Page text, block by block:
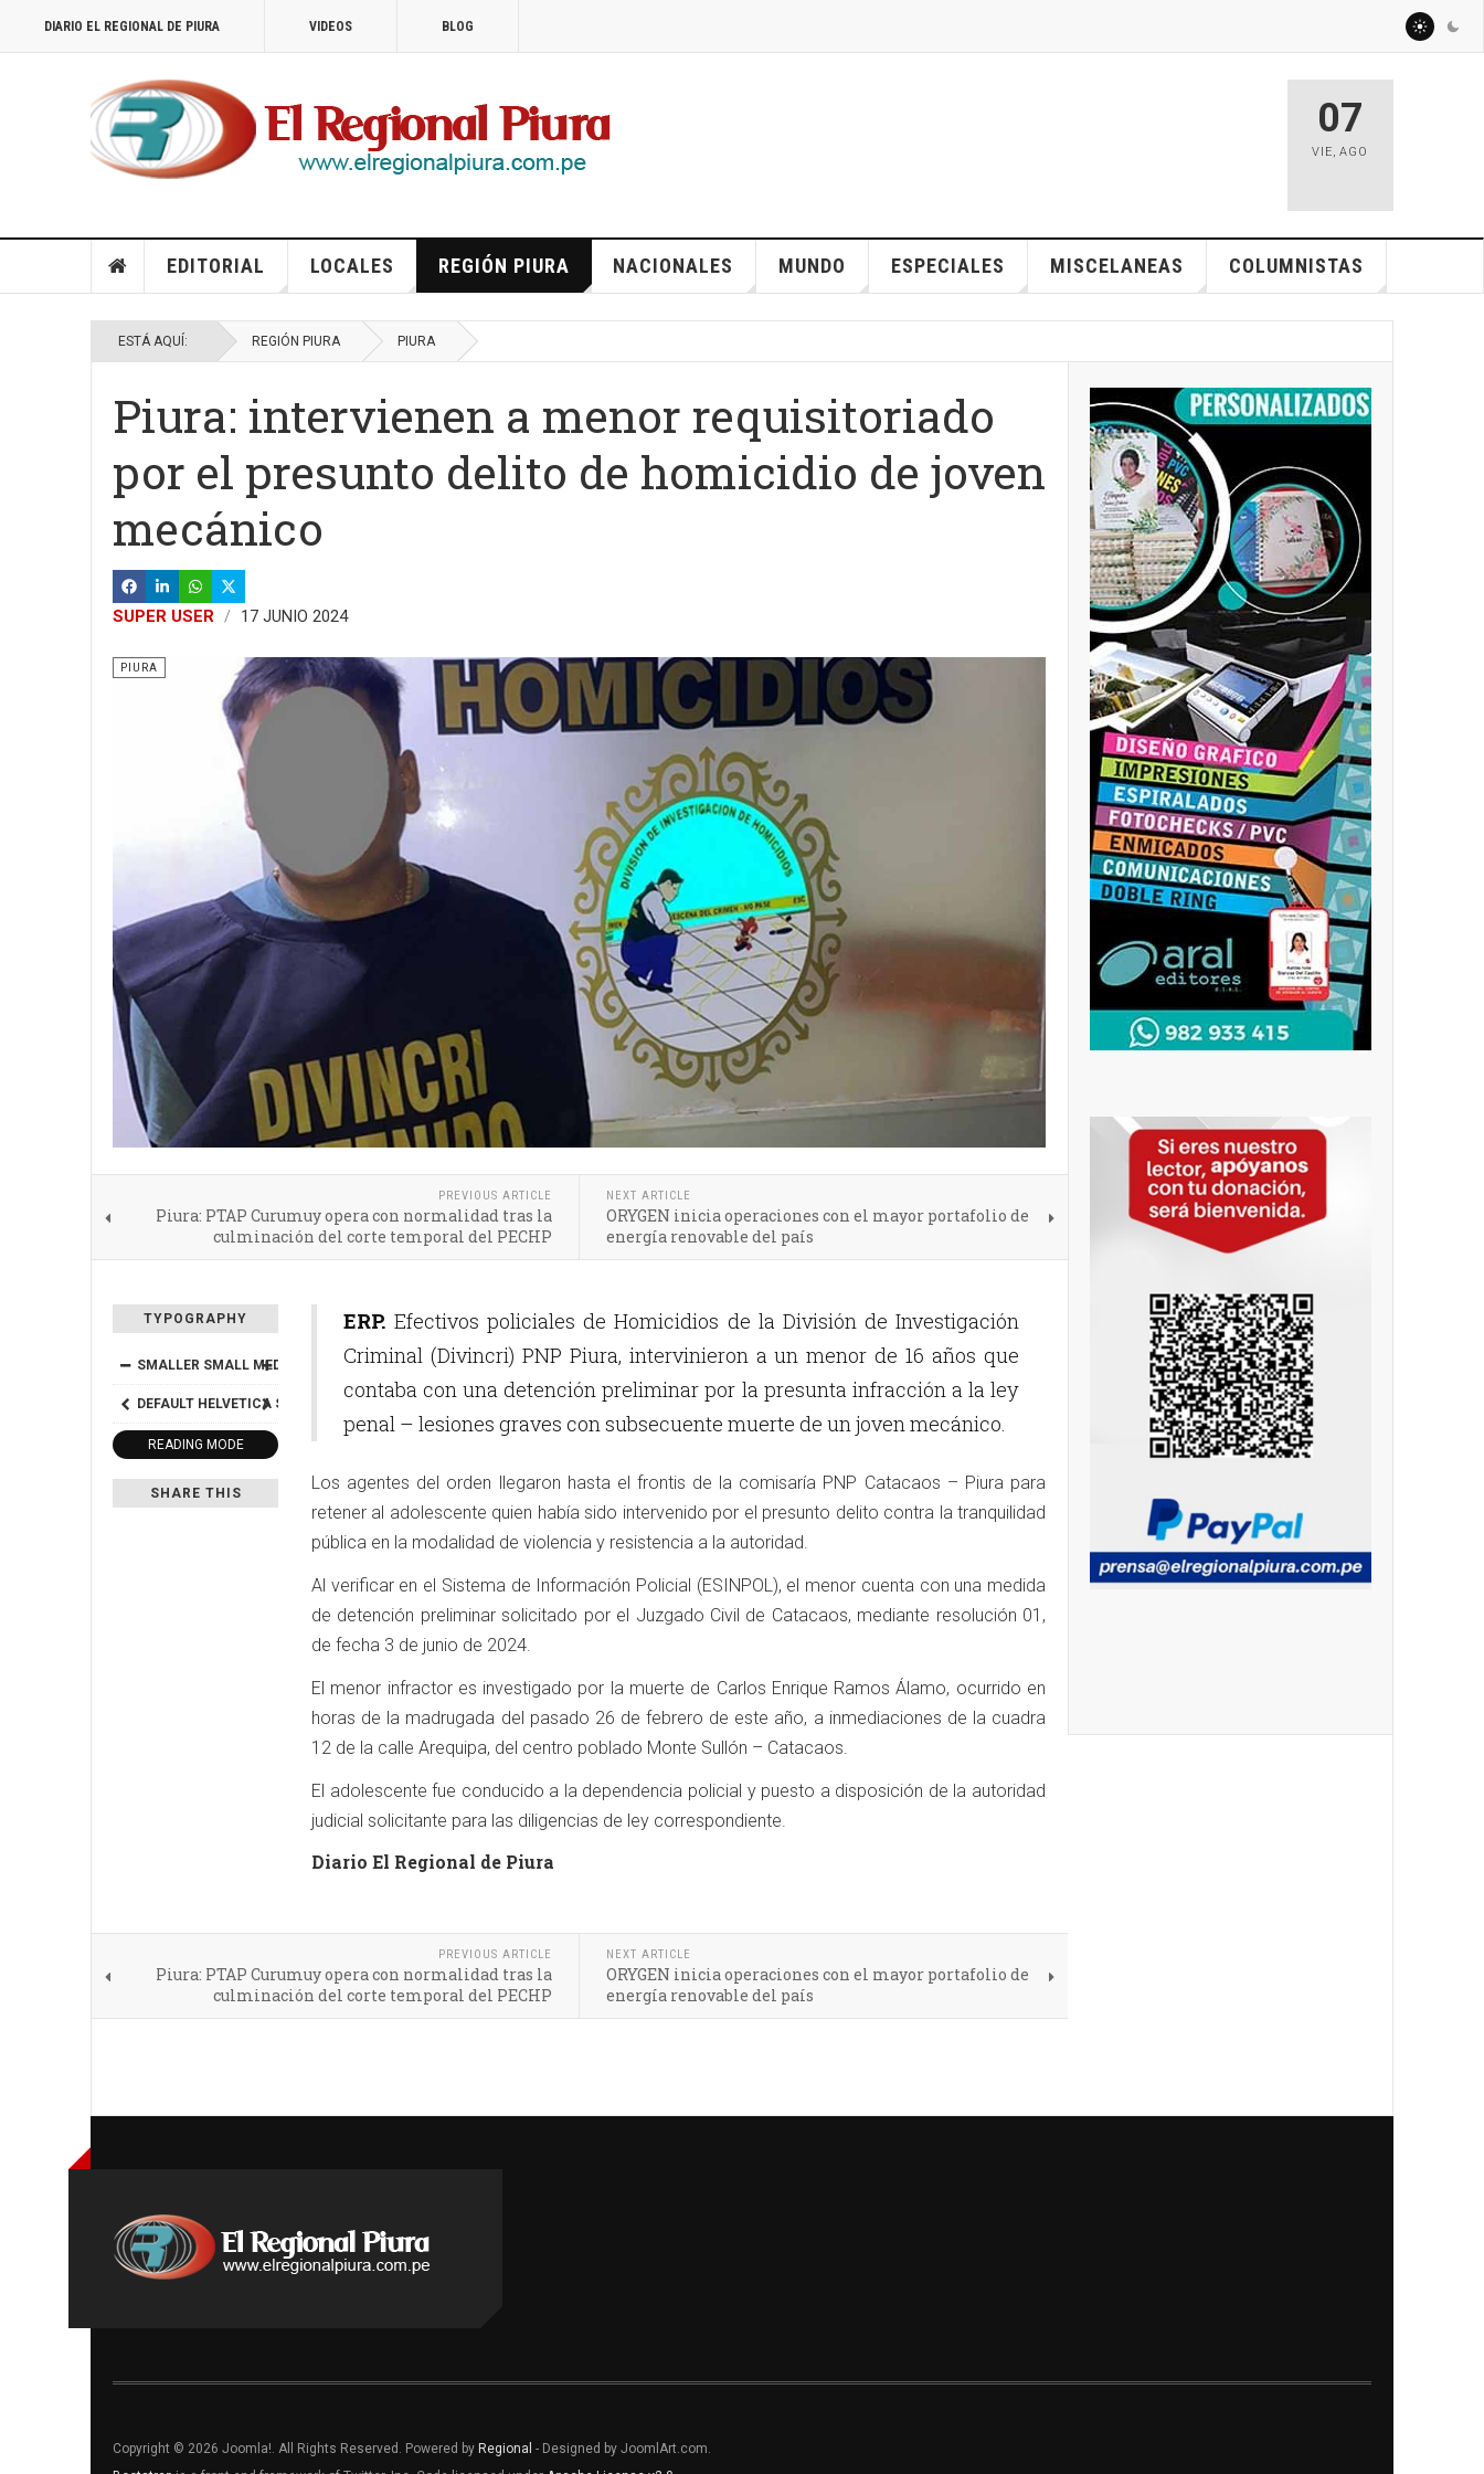
DIARIO EL REGIONAL DE PIURA VIDEOS BLOG
07
VIE,AGO
EDITORIAL LOCALES REGIÓN PIURA NACIONALES MUNDO ESPECIALES MISCELANEAS COLUMNISTAS
ESTÁ AQUÍ: REGIÓN PIURA PIURA
Piura: intervienen a menor requisitoriado
por el presunto delito de homicidio de joven
mecánico
SUPER USER 17 JUNIO 2024
PIURA
PREVIOUS ARTICLE
Piura: PTAP Curumuy opera con normalidad tras la
culminación del corte temporal del PECHP
NEXT ARTICLE
ORYGEN inicia operaciones con el mayor portafolio de
energía renovable del país
TYPOGRAPHY
SMALLER SMALL MEDIUM BIGGER
DEFAULT HELVETICA SEGOE
READING MODE
SHARE THIS
ERP. Efectivos policiales de Homicidios de la División de Investigación
Criminal (Divincri) PNP Piura, intervinieron a un menor de 16 años que
contaba con una detención preliminar por la presunta infracción a la ley
penal – lesiones graves con subsecuente muerte de un joven mecánico.
Los agentes del orden llegaron hasta el frontis de la comisaría PNP Catacaos – Piura para
retener al adolescente quien había sido intervenido por el presunto delito contra la tranquilidad
pública en la modalidad de violencia y resistencia a la autoridad.
Al verificar en el Sistema de Información Policial (ESINPOL), el menor cuenta con una medida
de detención preliminar solicitado por el Juzgado Civil de Catacaos, mediante resolución 01,
de fecha 3 de junio de 2024.
El menor infractor es investigado por la muerte de Carlos Enrique Ramos Álamo, ocurrido en
horas de la madrugada del pasado 26 de febrero de este año, a inmediaciones de la cuadra
12 de la calle Arequipa, del centro poblado Monte Sullón – Catacaos.
El adolescente fue conducido a la dependencia policial y puesto a disposición de la autoridad
judicial solicitante para las diligencias de ley correspondiente.
Diario El Regional de Piura
PREVIOUS ARTICLE
Piura: PTAP Curumuy opera con normalidad tras la
culminación del corte temporal del PECHP
NEXT ARTICLE
ORYGEN inicia operaciones con el mayor portafolio de
energía renovable del país
Copyright © 2026 Joomla!. All Rights Reserved. Powered by Regional - Designed by JoomlArt.com.